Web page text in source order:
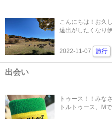
こんにちは！お久
遠出がしたくなり
2022-11-07 旅行
出会い
トゥース！！みな
トルトゥース、M